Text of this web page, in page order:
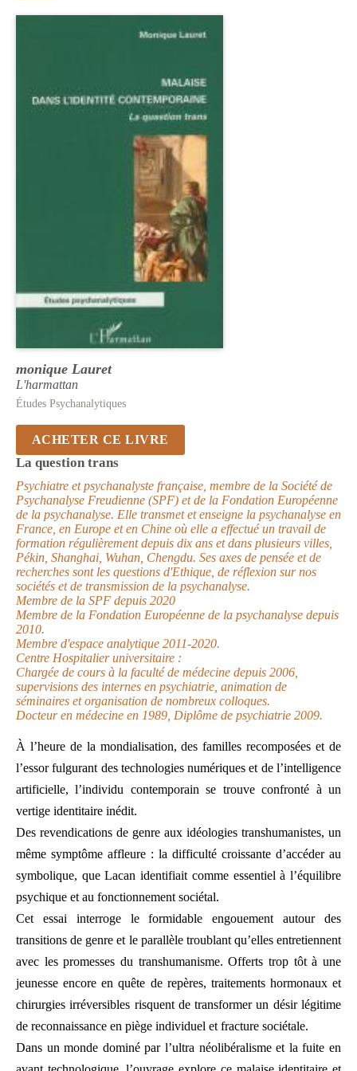
monique Lauret
L'harmattan
Études Psychanalytiques
ACHETER CE LIVRE
La question trans
Psychiatre et psychanalyste française, membre de la Société de
Psychanalyse Freudienne (SPF) et de la Fondation Européenne
de la psychanalyse. Elle transmet et enseigne la psychanalyse en
France, en Europe et en Chine où elle a effectué un travail de
formation régulièrement depuis dix ans et dans plusieurs villes,
Pékin, Shanghai, Wuhan, Chengdu. Ses axes de pensée et de
recherches sont les questions d'Ethique, de réflexion sur nos
sociétés et de transmission de la psychanalyse.
Membre de la SPF depuis 2020
Membre de la Fondation Européenne de la psychanalyse depuis
2010.
Membre d'espace analytique 2011-2020.
Centre Hospitalier universitaire :
Chargée de cours à la faculté de médecine depuis 2006,
supervisions des internes en psychiatrie, animation de
séminaires et organisation de nombreux colloques.
Docteur en médecine en 1989, Diplôme de psychiatrie 2009.
À l’heure de la mondialisation, des familles recomposées et de
l’essor fulgurant des technologies numériques et de l’intelligence
artificielle, l’individu contemporain se trouve confronté à un
vertige identitaire inédit.
Des revendications de genre aux idéologies transhumanistes, un
même symptôme affleure : la difficulté croissante d’accéder au
symbolique, que Lacan identifiait comme essentiel à l’équilibre
psychique et au fonctionnement sociétal.
Cet essai interroge le formidable engouement autour des
transitions de genre et le parallèle troublant qu’elles entretiennent
avec les promesses du transhumanisme. Offerts trop tôt à une
jeunesse encore en quête de repères, traitements hormonaux et
chirurgies irréversibles risquent de transformer un désir légitime
de reconnaissance en piège individuel et fracture sociétale.
Dans un monde dominé par l’ultra néolibéralisme et la fuite en